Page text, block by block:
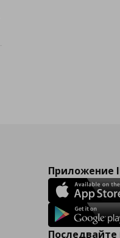
Приложение
Последвайте